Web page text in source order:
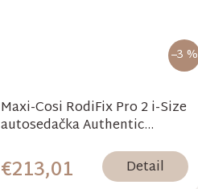
–3 %
Maxi-Cosi RodiFix Pro 2 i-Size
autosedačka Authentic
€213,01 Detail